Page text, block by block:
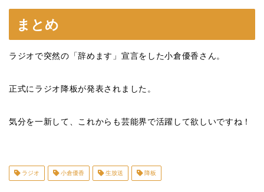
まとめ
ラジオで突然の「辞めます」宣言をした小倉優香さん。
正式にラジオ降板が発表されました。
気分を一新して、これからも芸能界で活躍して欲しいですね！
ラジオ 小倉優香 生放送 降板